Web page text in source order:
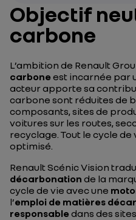
Objectif
carbone
L’ambition de Renault
carbone est incarnée par
acteur apporte sa
carbone sont réduites de
composants, sites de
voitures sur les routes,
recyclage. Tout le cycle de
optimisé.
Renault Scénic Vision
décarbonation de la
cycle de vie avec une
l’emploi de matières
responsable dans des